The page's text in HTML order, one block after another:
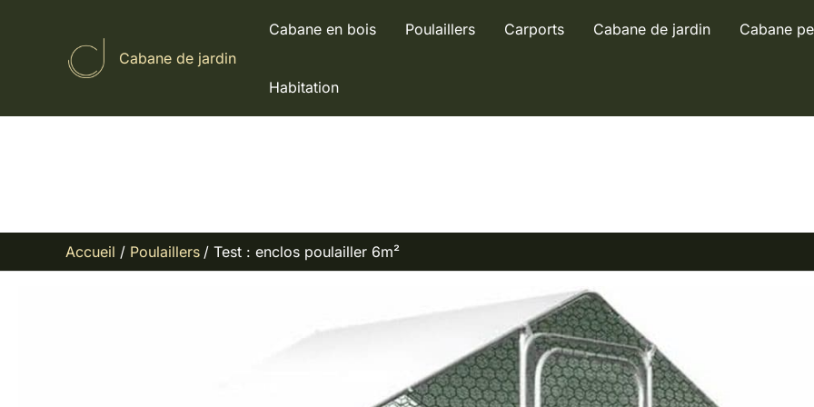
Cabane de jardin
Cabane en bois Poulaillers Carports Cabane de jardin Cabane
Habitation
Accueil Poulaillers Test : enclos poulailler 6m²